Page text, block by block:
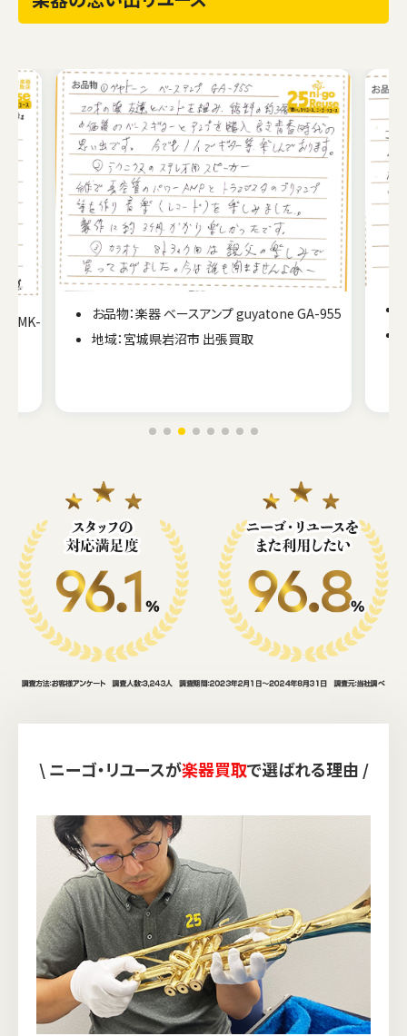
MK-
お品物：楽器 ベースアンプ guyatone GA-955
地域：宮城県岩沼市 出張買取
\ ニーゴ・リユースが楽器買取で選ばれる理由 /